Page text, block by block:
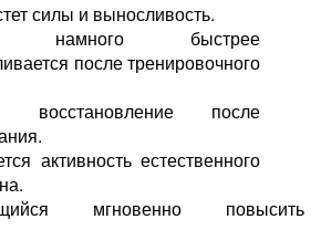
силы и выносливость.
намного быстрее
после тренировочного
восстановление после
активность естественного
мгновенно повысить